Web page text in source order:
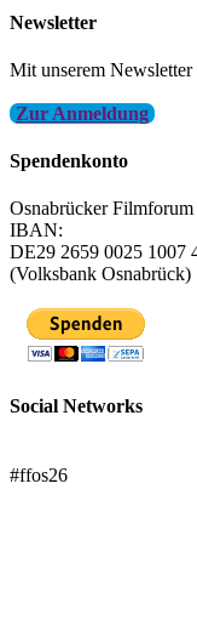
Newsletter
Mit unserem
Zur Anmeldung
Spendenkonto
Osnabrücker Filmforum
IBAN:
DE29 2659 0025 1007
(Volksbank Osnabrück)
Social Networks
#ffos26